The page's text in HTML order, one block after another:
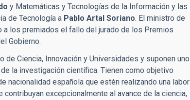
y Matemáticas y Tecnologías de la Información y las
de Tecnología a Pablo Artal Soriano. El ministro de
a los premiados el fallo del jurado de los Premios
Gobierno.
Ciencia, Innovación y Universidades y suponen uno
la investigación científica. Tienen como objetivo
española que estén realizando una labor
excepcionalmente al avance de la ciencia,